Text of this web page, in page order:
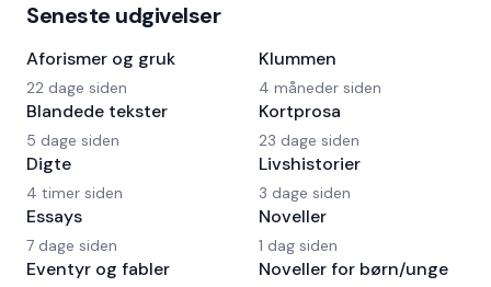
Seneste udgivelser
Aforismer og gruk
22 dage siden
Blandede tekster
5 dage siden
Digte
4 timer siden
Essays
7 dage siden
Eventyr og fabler
Klummen
4 måneder siden
Kortprosa
23 dage siden
Livshistorier
3 dage siden
Noveller
1 dag siden
Noveller for børn/unge